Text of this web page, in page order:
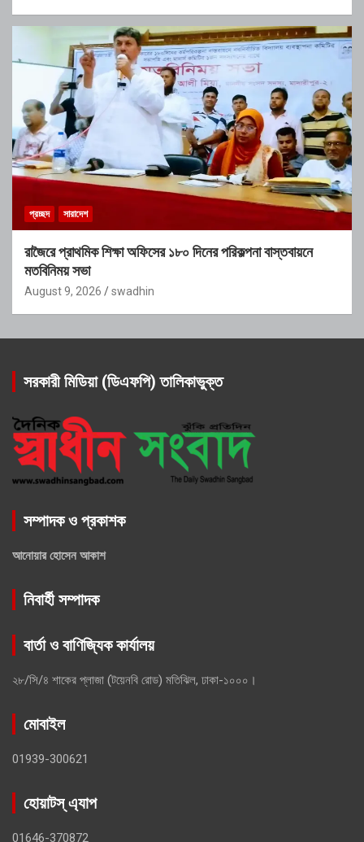
প্রচ্ছদ সারাদেশ
রাজৈরে প্রাথমিক শিক্ষা অফিসের ১৮০ দিনের পরিকল্পনা বাস্তবায়নে
মতবিনিময় সভা
August 9, 2026 swadhin
সরকারী মিডিয়া (ডিএফপি) তালিকাভুক্ত
সম্পাদক ও প্রকাশক
আনোয়ার হোসেন আকাশ
নিবার্হী সম্পাদক
বার্তা ও বাণিজ্যিক কার্যালয়
২৮/সি/৪ শাকের প্লাজা (টয়েনবি রোড) মতিঝিল, ঢাকা-১০০০।
মোবাইল
01939-300621
হোয়াটস্ এ্যাপ
01646-370872